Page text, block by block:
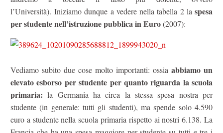
l’Università). Iniziamo dunque a vedere nella tabella 2 la spesa
per studente nell’istruzione pubblica in Euro(2007):
Vediamo subito due cose molto importanti: ossia abbiamo un
elevato esborso per studente per quanto riguarda la scuola
primaria: la Germania ha circa la stessa spesa nostra per
studente (in generale: tutti gli studenti), ma spende solo 4.590
euro a studente nella scuola primaria rispetto ai nostri 6.138. La